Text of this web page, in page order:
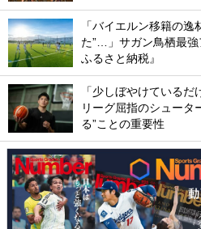
「バイエルン移籍の逸
た”…」サガン鳥栖最
ふるさと納税』
「少しぼやけている
リーグ屈指のシュータ
る”ことの重要性